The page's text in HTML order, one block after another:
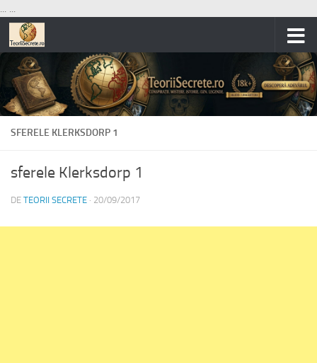
... ...
Skip to content
SFERELE KLERKSDORP 1
sferele Klerksdorp 1
DE TEORII SECRETE · 20/09/2017